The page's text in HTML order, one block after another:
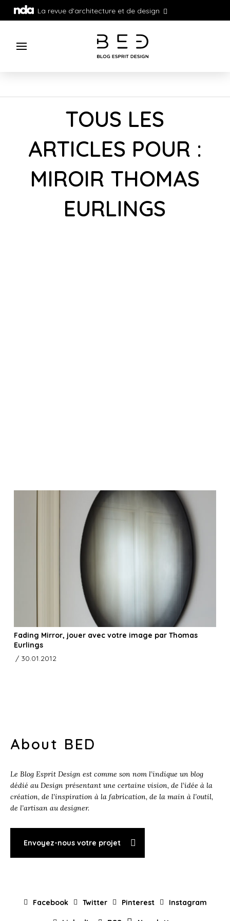
La revue d'architecture et de design
TOUS LES
ARTICLES POUR :
MIROIR THOMAS
EURLINGS
Fading Mirror, jouer avec votre image par Thomas
Eurlings
/ 30.01.2012
About BED
Le Blog Esprit Design est comme son nom l’indique un blog
dédié au Design présentant une certaine vision, de l’idée à la
création, de l’inspiration à la fabrication, de la main à l’outil,
de l’artisan au designer.
Envoyez-nous votre projet
Facebook Twitter Pinterest Instagram